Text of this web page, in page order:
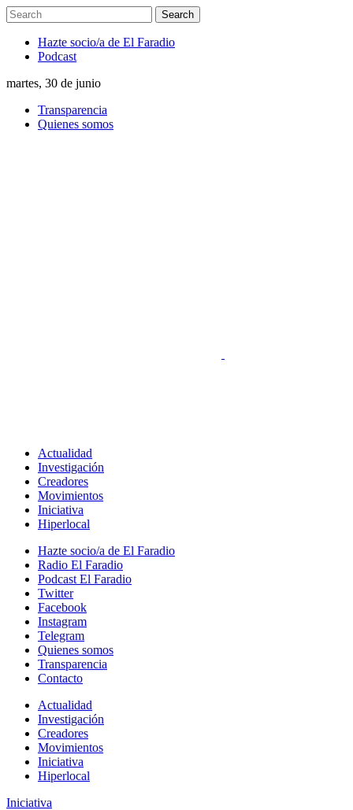
Hazte socio/a de El Faradio
Podcast
martes, 30 de junio
Transparencia
Quienes somos
Actualidad
Investigación
Creadores
Movimientos
Iniciativa
Hiperlocal
Hazte socio/a de El Faradio
Radio El Faradio
Podcast El Faradio
Twitter
Facebook
Instagram
Telegram
Quienes somos
Transparencia
Contacto
Actualidad
Investigación
Creadores
Movimientos
Iniciativa
Hiperlocal
Iniciativa